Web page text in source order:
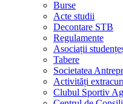
Burse
Acte studii
Decontare STB
Regulamente
Asociații
Tabere
Societatea
Activități
Clubul Sportiv